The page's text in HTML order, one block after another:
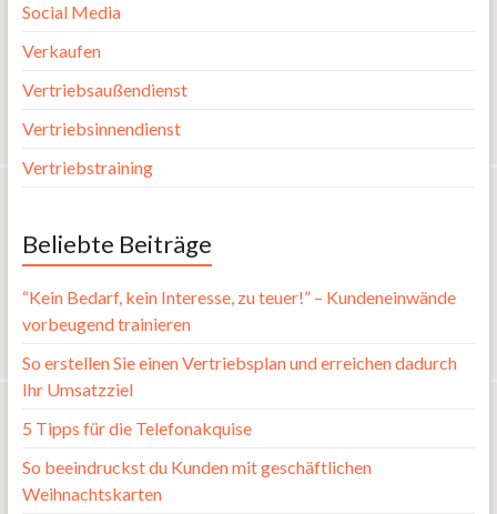
Social Media
Verkaufen
Vertriebsaußendienst
Vertriebsinnendienst
Vertriebstraining
Beliebte Beiträge
“Kein Bedarf, kein Interesse, zu teuer!” – Kundeneinwände
vorbeugend trainieren
So erstellen Sie einen Vertriebsplan und erreichen dadurch
Ihr Umsatzziel
5 Tipps für die Telefonakquise
So beeindruckst du Kunden mit geschäftlichen
Weihnachtskarten